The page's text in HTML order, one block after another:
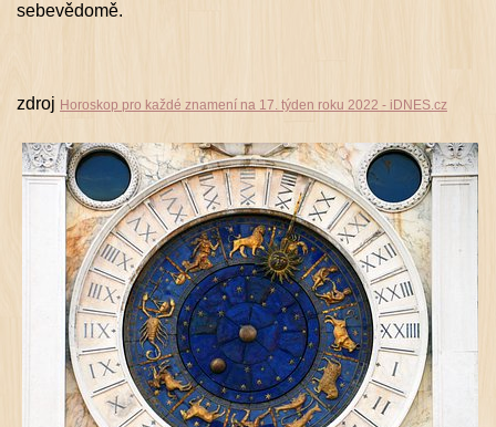
sebevědomě.
zdroj Horoskop pro každé znamení na 17. týden roku 2022 - iDNES.cz